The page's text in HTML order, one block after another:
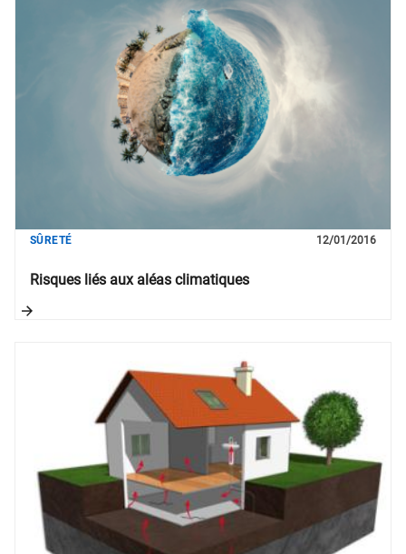
Risques liés aux aléas climatiques
SÛRETÉ 12/01/2016